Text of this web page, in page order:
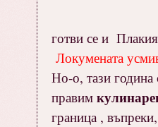
готви се и
Локумената
Но-о, тази година
правим
граница ,